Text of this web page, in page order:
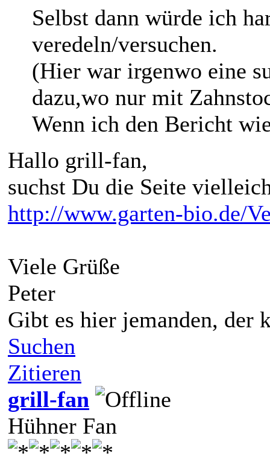
Selbst dann würde ich
veredeln/versuchen.
(Hier war irgenwo eine
dazu,wo nur mit
Wenn ich den Bericht
Hallo grill-fan,
suchst Du die Seite
http://www.garten-bio.de/
Viele Grüße
Peter
Gibt es hier jemanden, der
Suchen
Zitieren
grill-fan
Hühner Fan